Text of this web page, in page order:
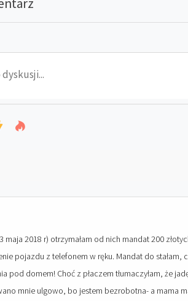
maja 2018 r) otrzymałam od nich mandat 200
pojazdu z telefonem w ręku. Mandat do stałam,
pod domem! Choć z płaczem tłumaczyłam, że
mnie ulgowo, bo jestem bezrobotna- a mama